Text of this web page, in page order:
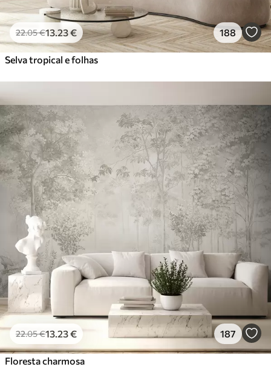
22.05€13 .23€ 188
Selva tropical e folhas
22.05€13 .23€ 187
Floresta charmosa